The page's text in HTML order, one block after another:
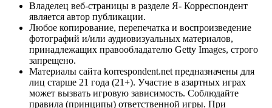
Владелец веб-страницы в разделе Я- Корреспондент
является автор публикации.
Любое копирование, перепечатка и воспроизведение
фотографий и/или аудиовизуальных материалов,
принадлежащих правообладателю Getty Images, строго
запрещено.
Материалы сайта korrespondent.net предназначены для
лиц старше 21 года (21+). Участие в азартных играх
может вызвать игровую зависимость. Соблюдайте
правила (принципы) ответственной игры. При